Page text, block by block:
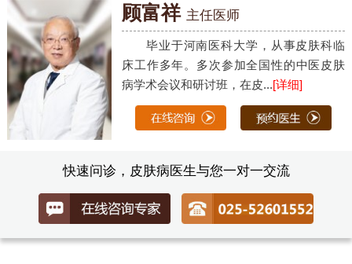
顾富祥 主任医师
毕业于河南医科大学，从事皮肤科临
床工作多年。多次参加全国性的中医皮肤
病学术会议和研讨班，在皮...[详细]
快速问诊，皮肤病医生与您一对一交流